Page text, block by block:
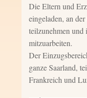
Die Eltern und
eingeladen, an
teilzunehmen und
mitzuarbeiten.
Der
ganze Saarland,
Frankreich und